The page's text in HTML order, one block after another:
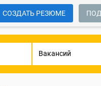
СОЗДАТЬ РЕЗЮМЕ
Вакансий